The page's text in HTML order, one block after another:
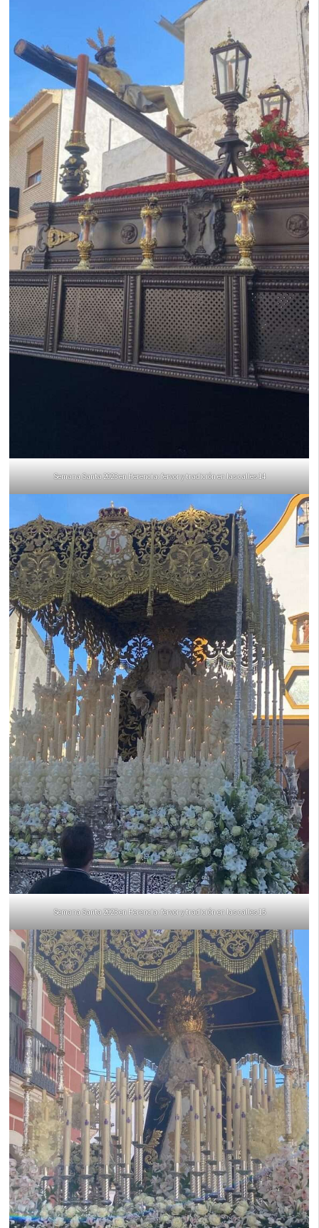
Semana Santa 2023 en Herencia: fervor y tradición en las calles 14
Semana Santa 2023 en Herencia: fervor y tradición en las calles 15